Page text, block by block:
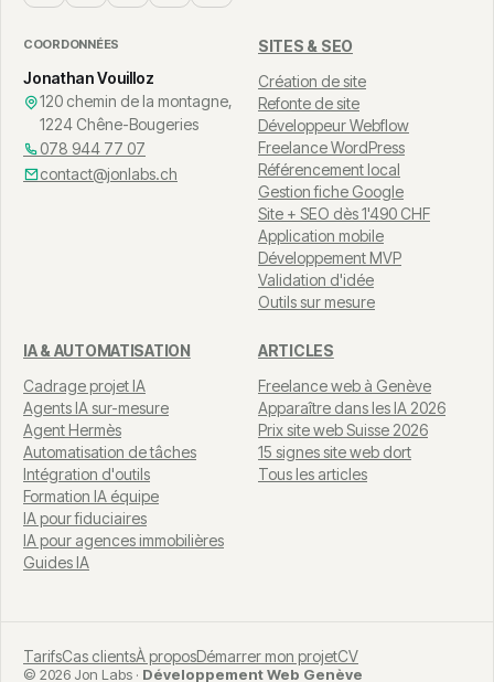
COORDONNÉES
Jonathan Vouilloz
120 chemin de la montagne,
1224 Chêne-Bougeries
078 944 77 07
contact@jonlabs.ch
SITES & SEO
Création de site
Refonte de site
Développeur Webflow
Freelance WordPress
Référencement local
Gestion fiche Google
Site + SEO dès 1'490 CHF
Application mobile
Développement MVP
Validation d'idée
Outils sur mesure
IA & AUTOMATISATION
Cadrage projet IA
Agents IA sur-mesure
Agent Hermès
Automatisation de tâches
Intégration d'outils
Formation IA équipe
IA pour fiduciaires
IA pour agences immobilières
Guides IA
ARTICLES
Freelance web à Genève
Apparaître dans les IA 2026
Prix site web Suisse 2026
15 signes site web dort
Tous les articles
TarifsCas clientsÀ proposDémarrer mon projetCV
© 2026 Jon Labs · Développement Web Genève